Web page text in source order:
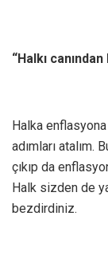
“Halkı
Halka
adımları atalım.
çıkıp da
Halk sizden de
bezdirdiniz.